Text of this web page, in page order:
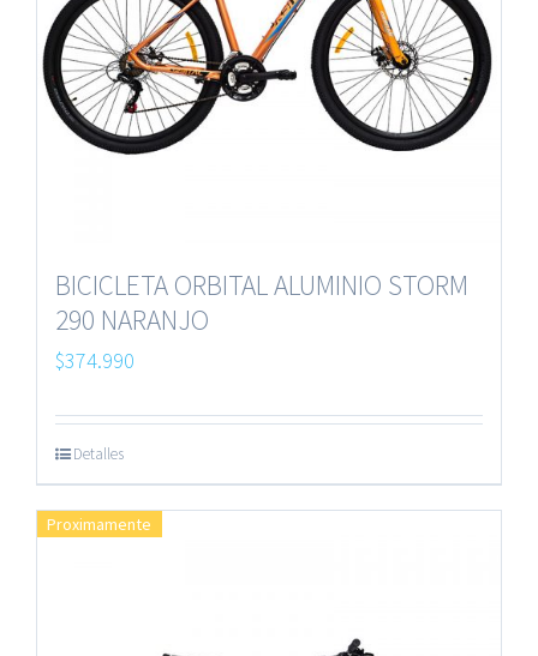
BICICLETA ORBITAL ALUMINIO STORM
290 NARANJO
$374.990
Detalles
Proximamente